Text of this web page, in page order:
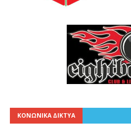
ΚΟΝΩΝΙΚΑ ΔΙΚΤΥΑ